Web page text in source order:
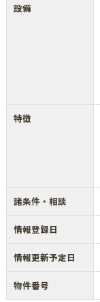
設備
特徴
諸条件・相談
情報登録日
情報更新予定日
物件番号